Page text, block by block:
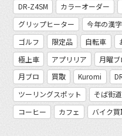
DR-Z4SM
カラーオーダー
グリップヒーター
今年の漢字
ゴルフ
限定品 自転車
極上車
アプリリア 月曜
月ブロ
買取 Kuromi
ツーリングスポット
そば街道
コーヒー
カフェ バイク買